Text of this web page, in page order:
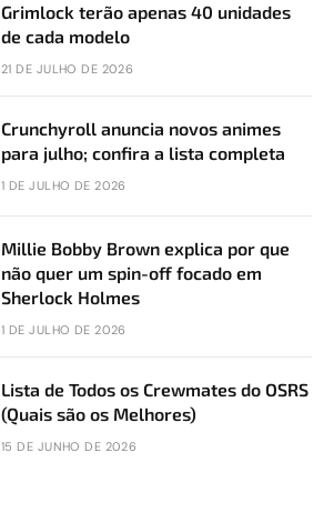
Grimlock terão apenas 40 unidades
de cada modelo
21 DE JULHO DE 2026
Crunchyroll anuncia novos animes
para julho; confira a lista completa
1 DE JULHO DE 2026
Millie Bobby Brown explica por que
não quer um spin-off focado em
Sherlock Holmes
1 DE JULHO DE 2026
Lista de Todos os Crewmates do OSRS
(Quais são os Melhores)
15 DE JUNHO DE 2026